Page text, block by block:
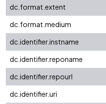
dc.format.extent
dc.format.medium
dc.identifier.instname
dc.identifier.reponame
dc.identifier.repourl
dc.identifier.uri